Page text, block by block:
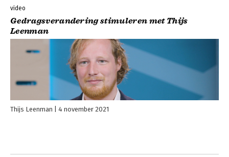
video
Gedragsverandering stimuleren met Thijs
Leenman
Thijs Leenman 4 november 2021